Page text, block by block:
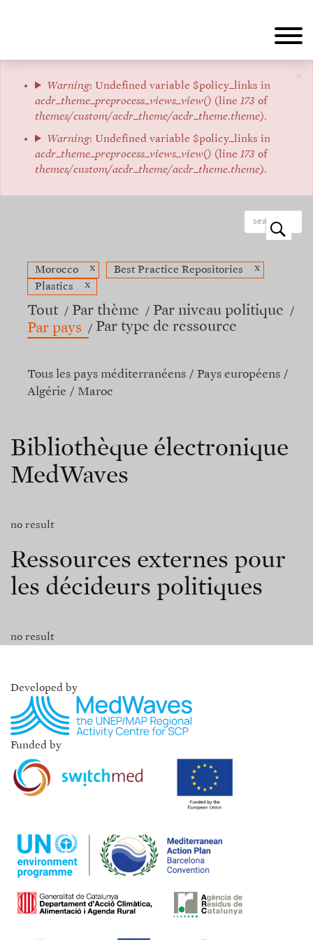
×
Message
d'erreur
Warning: Undefined variable $policy_links in
acdr_theme_preprocess_views_view() (line 173 of
themes/custom/acdr_theme/acdr_theme.theme).
Warning: Undefined variable $policy_links in
acdr_theme_preprocess_views_view() (line 173 of
themes/custom/acdr_theme/acdr_theme.theme).
o
Morocco x Best Practice Repositories
x
Plastics
x
Tout Par thème
Par niveau politique
Par pays
Par type de ressource
Tous les pays méditerranéens
Pays européens
Algérie
Maroc
Bibliothèque électronique
MedWaves
no result
Ressources externes pour
les décideurs politiques
no result
Developed by
Funded by